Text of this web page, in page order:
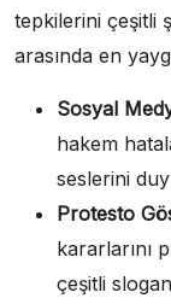
tepkilerini çeşitli
arasında en
Sosyal
hakem
seslerini
Protesto
kararlarını
çeşitli